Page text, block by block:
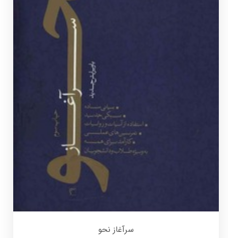
سرآغاز نحو